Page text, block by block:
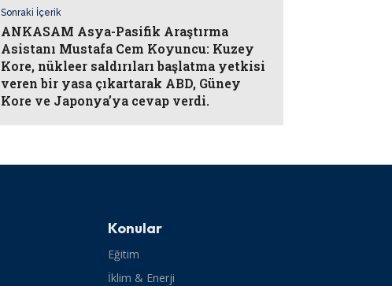
Sonraki İçerik
ANKASAM Asya-Pasifik Araştırma
Asistanı Mustafa Cem Koyuncu: Kuzey
Kore, nükleer saldırıları başlatma yetkisi
veren bir yasa çıkartarak ABD, Güney
Kore ve Japonya’ya cevap verdi.
Konular
Eğitim
İklim & Enerji